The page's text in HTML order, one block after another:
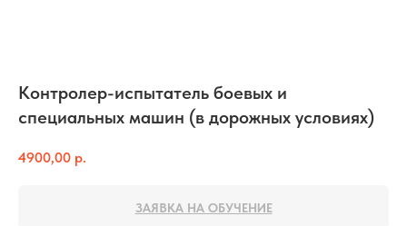
Контролер-испытатель боевых и
специальных машин (в дорожных условиях)
4900,00 р.
ЗАЯВКА НА ОБУЧЕНИЕ